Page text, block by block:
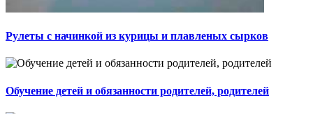
Рулеты с начинкой из курицы и плавленых сырков
Обучение детей и обязанности родителей, родителей